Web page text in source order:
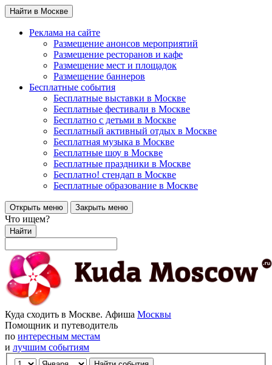
Найти в Москве
Реклама на сайте
Размещение анонсов мероприятий
Размещение ресторанов и кафе
Размещение мест и площадок
Размещение баннеров
Бесплатные события
Бесплатные выставки в Москве
Бесплатные фестивали в Москве
Бесплатно с детьми в Москве
Бесплатный активный отдых в Москве
Бесплатная музыка в Москве
Бесплатные шоу в Москве
Бесплатные праздники в Москве
Бесплатно! стендап в Москве
Бесплатные образование в Москве
Открыть меню Закрыть меню
Что ищем?
Найти
Куда сходить в Москве. Афиша Москвы
Помощник и путеводитель
по интересным местам
и лучшим событиям